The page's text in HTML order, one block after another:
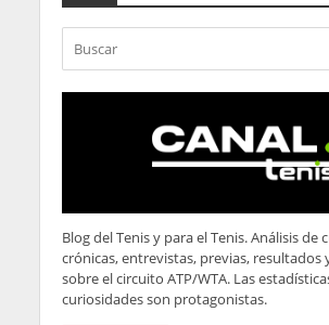
Blog del Tenis y para el Tenis. Análisis de
crónicas, entrevistas, previas, resultados
sobre el circuito ATP/WTA. Las
curiosidades son protagonistas.